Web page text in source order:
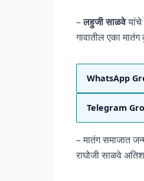
–लहुजी साळवेयांचे
गावातील एका
WhatsApp
Telegram
– मातंग समाजात
राघोजी साळवे